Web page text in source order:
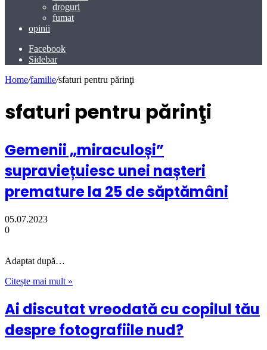
droguri
fumat
opinii
Facebook
Sidebar
Home/familie/sfaturi pentru părinţi
sfaturi pentru părinţi
Gemenii „miraculoși”
supraviețuiesc unei nașteri
premature la 25 de săptămâni
05.07.2023
0
Adaptat după…
Citește mai mult »
Ai discutat vreodată cu copilul tău
despre fotografiile nud?